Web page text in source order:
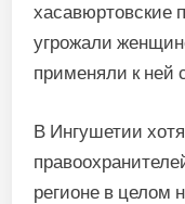
хасавюртовские
угрожали
применяли к ней
В Ингушетии
регионе в целом